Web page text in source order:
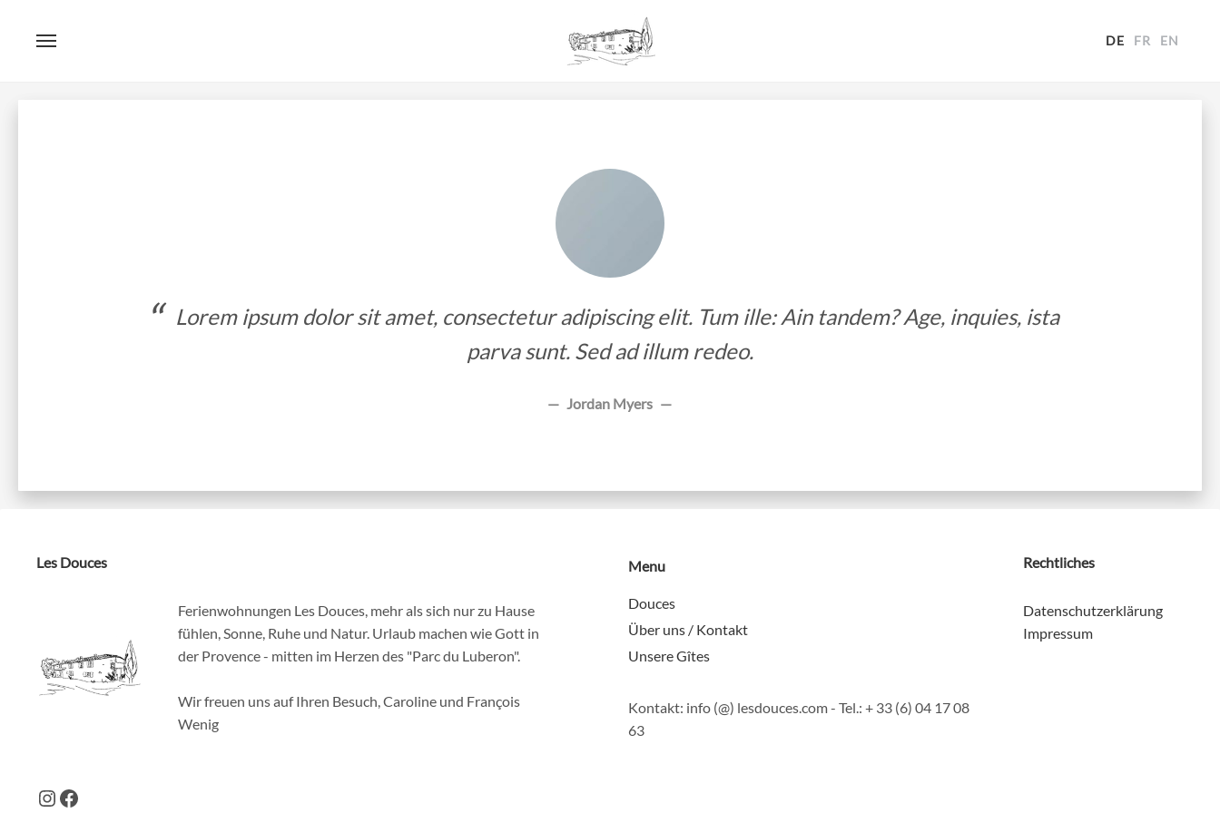
DE FR EN
Lorem ipsum dolor sit amet, consectetur adipiscing elit. Tum ille: Ain tandem? Age, inquies, ista
parva sunt. Sed ad illum redeo.
Jordan Myers
Les Douces
Ferienwohnungen Les Douces, mehr als sich nur zu Hause
fühlen, Sonne, Ruhe und Natur. Urlaub machen wie Gott in
der Provence - mitten im Herzen des "Parc du Luberon".
Wir freuen uns auf Ihren Besuch, Caroline und François
Wenig
Instagram
Facebook
Menu
Douces
Über uns / Kontakt
Unsere Gîtes
Kontakt: info (@) lesdouces.com - Tel.: ‭+ 33 (6) 04 17 08
63‬
Rechtliches
Datenschutzerklärung
Impressum